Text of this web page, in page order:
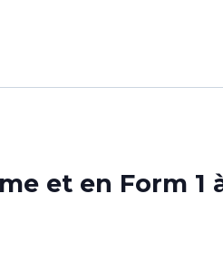
et en Form 1